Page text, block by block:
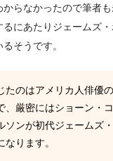
らなかったので筆者
るにあたりジェームズ
そうです。
たのはアメリカ人俳優
、厳密にはショーン・
ソンが初代ジェームズ
なります。